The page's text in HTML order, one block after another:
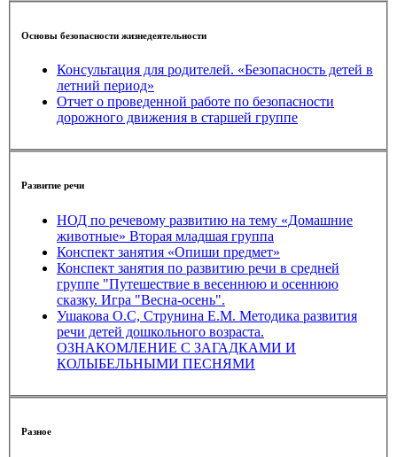
Основы безопасности жизнедеятельности
Консультация для родителей. «Безопасность детей в
летний период»
Отчет о проведенной работе по безопасности
дорожного движения в старшей группе
Развитие речи
НОД по речевому развитию на тему «Домашние
животные» Вторая младшая группа
Конспект занятия «Опиши предмет»
Конспект занятия по развитию речи в средней
группе "Путешествие в весеннюю и осеннюю
сказку. Игра "Весна-осень".
Ушакова О.С, Струнина Е.М. Методика развития
речи детей дошкольного возраста.
ОЗНАКОМЛЕНИЕ С ЗАГАДКАМИ И
КОЛЫБЕЛЬНЫМИ ПЕСНЯМИ
Разное